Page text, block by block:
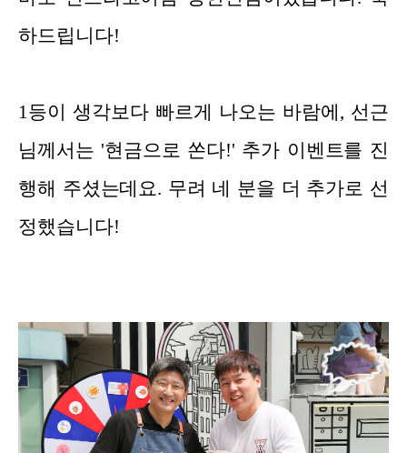
하드립니다!
1등이 생각보다 빠르게 나오는 바람에, 선근
님께서는 '현금으로 쏜다!' 추가 이벤트를 진
행해 주셨는데요. 무려 네 분을 더 추가로 선
정했습니다!